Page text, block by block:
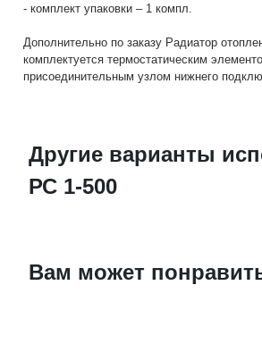
- комплект упаковки – 1 компл.
Дополнительно по заказу Радиатор
комплектуется термостатическим
присоединительным узлом нижнего
Другие варианты
РС 1-500
Вам может